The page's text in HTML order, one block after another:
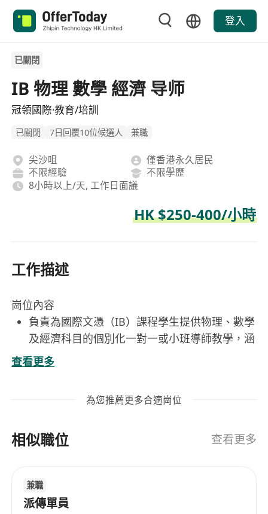
登入
已關閉
IB 物理 數學 經濟 导师
冠領國際·教育/培訓
已關閉 7日回覆10位候選人 兼職
尖沙咀
僅香港永久居民
不限經驗
不限學歷
8小時以上/天, 工作日面議
HK $250-400/小時
工作描述
崗位內容
負責為國際文憑（IB）課程學生提供物理、數學
及經濟科目的個別化一對一或小班導師教學，涵
蓋Standard Level（SL）與Higher Level（HL）
全部模塊。
Guide）、評估標準（Assessment Criteria）及
統規劃教學進度與複習策略。
解讀與論述寫作），強化EE/IA核心能力。
定期進行模擬測評（Mock Exams）與真題精講
查看更多
為您推薦更多合適崗位
相似職位 查看更多
兼職
派傳單員